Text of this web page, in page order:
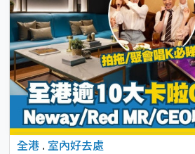
全港 . 室內好去處